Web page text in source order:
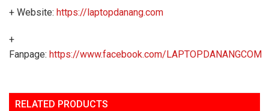
+ Website: https://laptopdanang.com
+
Fanpage: https://www.facebook.com/LAPTOPDANANGCOM
RELATED PRODUCTS